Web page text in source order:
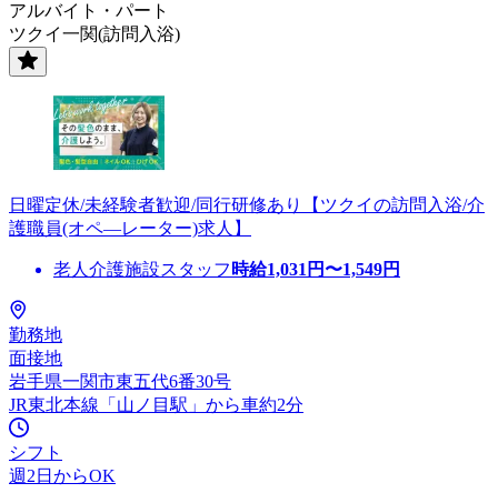
アルバイト・パート
ツクイ一関(訪問入浴)
日曜定休/未経験者歓迎/同行研修あり【ツクイの訪問入浴/介
護職員(オペ―レーター)求人】
老人介護施設スタッフ 時給1,031 円〜1,549円
勤務地
面接地
岩手県一関市東五代6番30号
JR東北本線「山ノ目駅」から車約2分
シフト
週2日からOK